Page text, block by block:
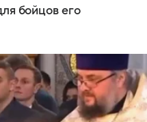
бойцов его